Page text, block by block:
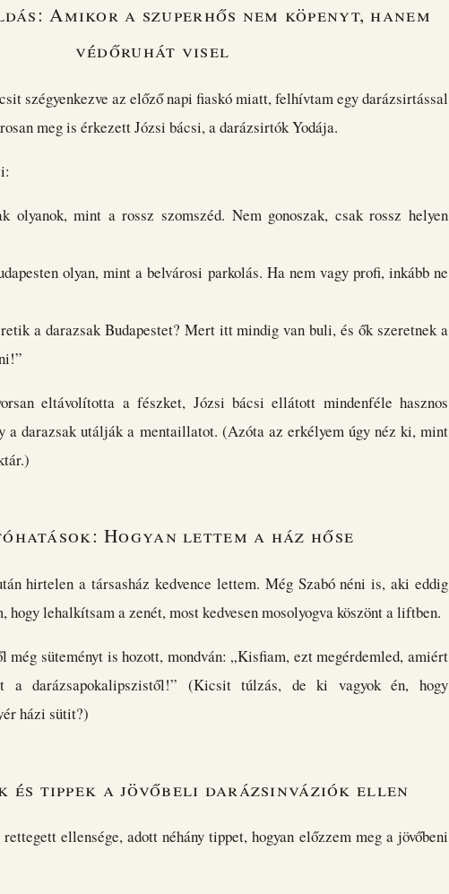
Amikor a szuperhős nem köpenyt, hanem
védőruhát visel
szégyenkezve az előző napi fiaskó miatt, felhívtam egy darázsirtással
meg is érkezett Józsi bácsi, a darázsirtók Yodája.
olyanok, mint a rossz szomszéd. Nem gonoszak, csak rossz helyen
olyan, mint a belvárosi parkolás. Ha nem vagy profi, inkább ne
a darazsak Budapestet? Mert itt mindig van buli, és ők szeretnek a
eltávolította a fészket, Józsi bácsi ellátott mindenféle hasznos
a darazsak utálják a mentaillatot. (Azóta az erkélyem úgy néz ki, mint
Hogyan lettem a ház hőse
hirtelen a társasház kedvence lettem. Még Szabó néni is, aki eddig
hogy lehalkítsam a zenét, most kedvesen mosolyogva köszönt a liftben.
még süteményt is hozott, mondván: „Kisfiam, ezt megérdemled, amiért
a darázsapokalipszistől!” (Kicsit túlzás, de ki vagyok én, hogy
házi sütit?)
és tippek a jövőbeli darázsinváziók ellen
ellensége, adott néhány tippet, hogyan előzzem meg a jövőbeni